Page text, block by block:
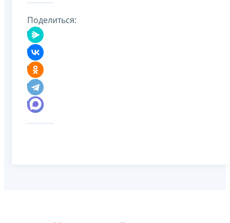
Поделиться: